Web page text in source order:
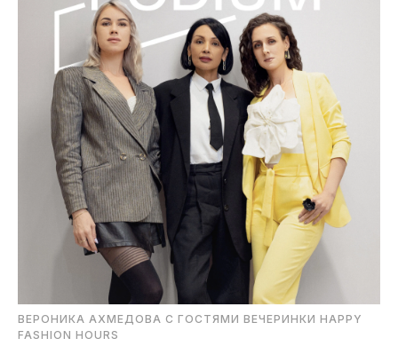
ВЕРОНИКА АХМЕДОВА С ГОСТЯМИ ВЕЧЕРИНКИ HAPPY
FASHION HOURS